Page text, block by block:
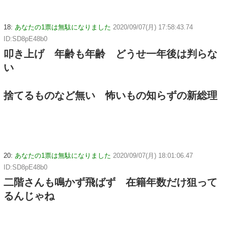
18: あなたの1票は無駄になりました 2020/09/07(月) 17:58:43.74
ID:SD8pE48b0
叩き上げ 年齢も年齢 どうせ一年後は判らな
い
捨てるものなど無い 怖いもの知らずの新総理
20: あなたの1票は無駄になりました 2020/09/07(月) 18:01:06.47
ID:SD8pE48b0
二階さんも鳴かず飛ばず 在籍年数だけ狙って
るんじゃね